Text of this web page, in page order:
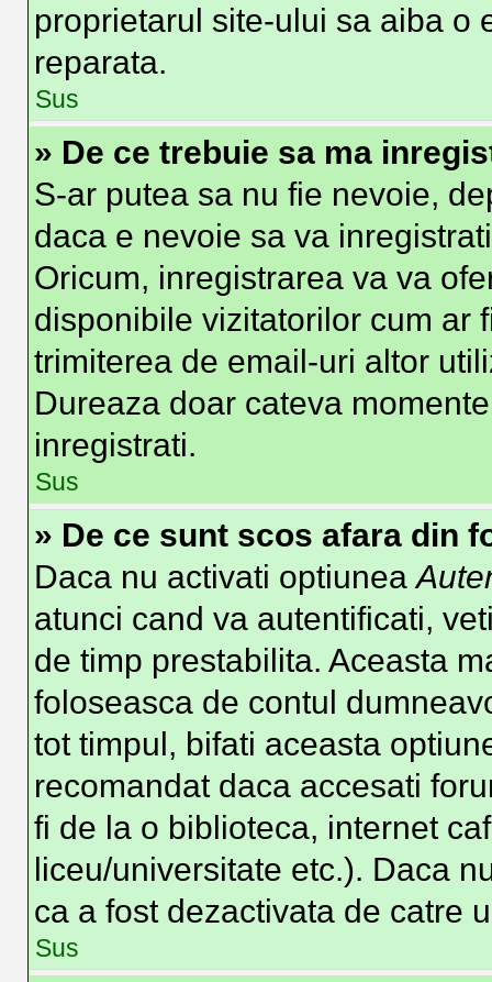
proprietarul site-ului sa aiba o
reparata.
Sus
» De ce trebuie sa ma
S-ar putea sa nu fie nevoie,
daca e nevoie sa va
Oricum, inregistrarea va va
disponibile vizitatorilor cum ar
trimiterea de email-uri altor
Dureaza doar cateva
inregistrati.
Sus
» De ce sunt scos afara din
Daca nu activati optiunea
atunci cand va autentificati,
de timp prestabilita. Aceasta
foloseasca de contul
tot timpul, bifati aceasta
recomandat daca accesati
fi de la o biblioteca, internet
liceu/universitate etc.). Daca
ca a fost dezactivata de catre
Sus